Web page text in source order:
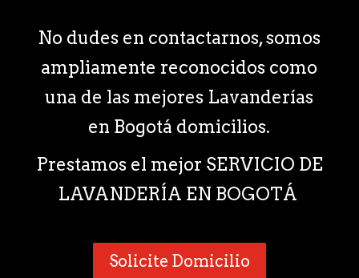
No dudes en contactarnos, somos
ampliamente reconocidos como
una de las mejores Lavanderías
en Bogotá domicilios.
Prestamos el mejor SERVICIO DE
LAVANDERÍA EN BOGOTÁ
Solicite Domicilio